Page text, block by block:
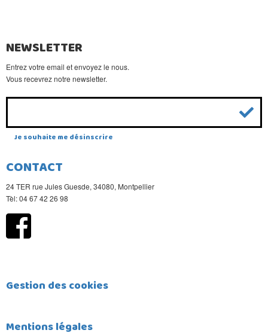
NEWSLETTER
Entrez votre email et envoyez le nous.
Vous recevrez notre newsletter.
Je souhaite me désinscrire
CONTACT
24 TER rue Jules Guesde, 34080, Montpellier
Tèl: 04 67 42 26 98
Gestion des cookies
Mentions légales